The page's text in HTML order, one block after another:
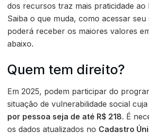
dos recursos traz mais praticidade ao
Saiba o que muda, como acessar seu
poderá receber os maiores valores
abaixo.
Quem tem direito?
Em 2025, podem participar do
situação de vulnerabilidade social cuja
por pessoa seja de até R$ 218. É
os dados atualizados no Cadastro